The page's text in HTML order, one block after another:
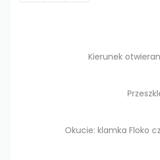
Kierunek
Okucie: klamka Floko